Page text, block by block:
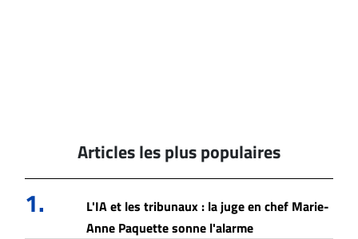
Articles les plus populaires
1.
L'IA et les tribunaux : la juge en chef Marie-
Anne Paquette sonne l'alarme